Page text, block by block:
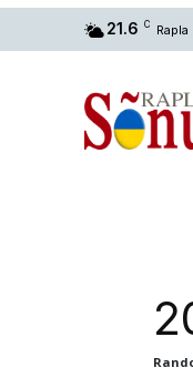
21.6 C Rapla